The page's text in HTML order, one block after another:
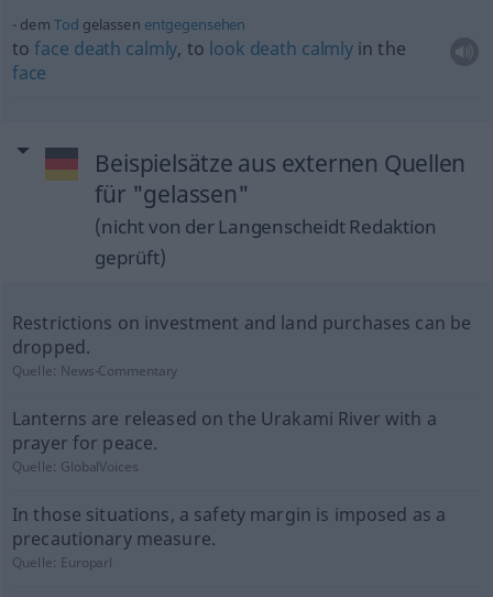
dem Tod gelassen entgegensehen
toface death calmly, to look death calmlyin the
face
Beispielsätze aus externen Quellen
für "gelassen"
(nicht von der Langenscheidt Redaktion
geprüft)
Restrictions on investment and land purchases can be
dropped.
Quelle: News-Commentary
Lanterns are released on the Urakami River with a
prayer for peace.
Quelle: GlobalVoices
In those situations, a safety margin is imposed as a
precautionary measure.
Quelle: Europarl